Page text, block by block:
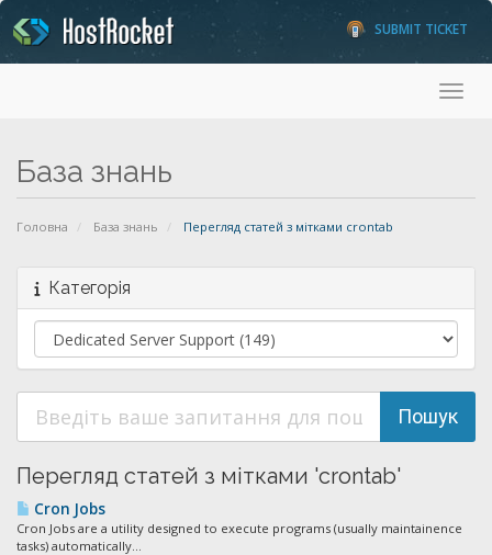
SUBMIT TICKET
База знань
Головна База знань Перегляд статей з мітками crontab
Категорія
Перегляд статей з мітками 'crontab'
Cron Jobs
Cron Jobs are a utility designed to execute programs (usually maintainence
tasks) automatically...